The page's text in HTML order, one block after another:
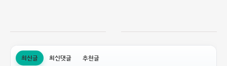
최신글 최신댓글 추천글